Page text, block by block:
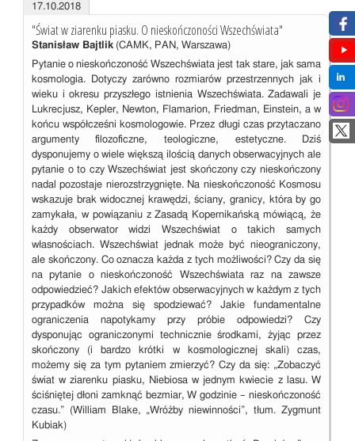
17.10.2018
"Świat w ziarenku piasku. O nieskończoności Wszechświata"
Stanisław Bajtlik(CAMK, PAN, Warszawa)
Pytanie o nieskończoność Wszechświata jest tak stare, jak sama
kosmologia. Dotyczy zarówno rozmiarów przestrzennych jak i
wieku i okresu przyszłego istnienia Wszechświata. Zadawali je
Lukrecjusz, Kepler, Newton, Flamarion, Friedman, Einstein, a w
końcu współcześni kosmologowie. Przez długi czas przytaczano
argumenty filozoficzne, teologiczne, estetyczne. Dziś
dysponujemy o wiele większą ilością danych obserwacyjnych ale
pytanie o to czy Wszechświat jest skończony czy nieskończony
nadal pozostaje nierozstrzygnięte. Na nieskończoność Kosmosu
wskazuje brak widocznej krawędzi, ściany, granicy, która by go
zamykała, w powiązaniu z Zasadą Kopernikańską mówiącą, że
każdy obserwator widzi Wszechświat o takich samych
własnościach. Wszechświat jednak może być nieograniczony,
ale skończony. Co oznacza każda z tych możliwości? Czy da się
na pytanie o nieskończoność Wszechświata raz na zawsze
odpowiedzieć? Jakich efektów obserwacyjnych w każdym z tych
przypadków można się spodziewać? Jakie fundamentalne
ograniczenia napotykamy przy próbie odpowiedzi? Czy
dysponując ograniczonymi technicznie środkami, żyjąc przez
skończony (i bardzo krótki w kosmologicznej skali) czas,
możemy się za tym pytaniem zmierzyć? Czy da się: „Zobaczyć
świat w ziarenku piasku, Niebiosa w jednym kwiecie z lasu. W
ściśniętej dłoni zamknąć bezmiar, W godzinie – nieskończoność
czasu.” (William Blake, „Wróżby niewinności”, tłum. Zygmunt
Kubiak)